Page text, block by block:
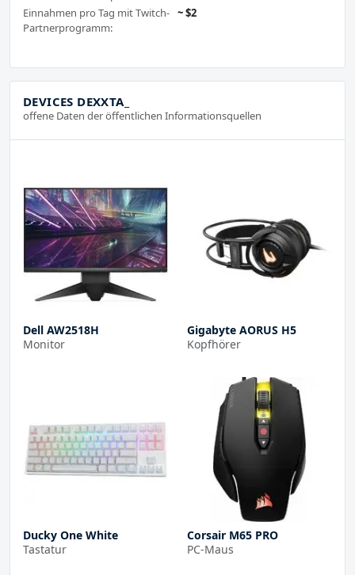
Einnahmen pro Tag mit Twitch-
Partnerprogramm:
~ $2
DEVICES DEXXTA_
offene Daten der öffentlichen Informationsquellen
Dell AW2518H
Monitor
Gigabyte AORUS H5
Kopfhörer
Ducky One White
Tastatur
Corsair M65 PRO
PC-Maus